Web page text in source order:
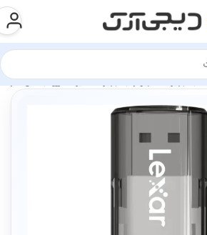
تجهیزات کامپیوتر تجهیزات ذخیره سازی فلش مموری